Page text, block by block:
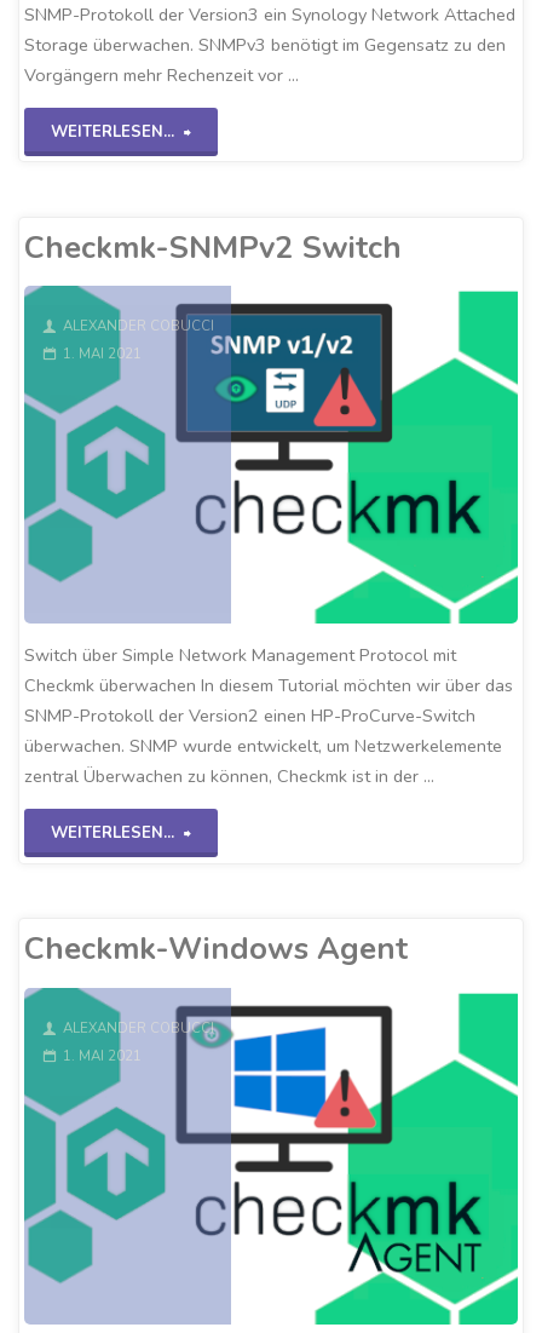
SNMP-Protokoll der Version3 ein Synology Network Attached
Storage überwachen. SNMPv3 benötigt im Gegensatz zu den
Vorgängern mehr Rechenzeit vor …
WEITERLESEN...
"Checkmk-
Checkmk-SNMPv2 Switch
ALEXANDER COBUCCI
1. MAI 2021
Switch über Simple Network Management Protocol mit
Checkmk überwachen In diesem Tutorial möchten wir über das
SNMP-Protokoll der Version2 einen HP-ProCurve-Switch
überwachen. SNMP wurde entwickelt, um Netzwerkelemente
zentral Überwachen zu können, Checkmk ist in der …
WEITERLESEN...
"Checkmk-
Checkmk-Windows Agent
ALEXANDER COBUCCI
1. MAI 2021